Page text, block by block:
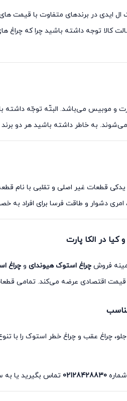
استوک استوک ال ایدی در برندهای
کالا توجه داشته باشید چرا که
یدکی قطعات غیر اصلی و تقلبی با نام
دشوار و طاقت فرسا برای افراد به
در الکا پارت
فروش چراغ استوک هیوندای و چراغ
اقتصادی عرضه می‌کند. تمامی
جلو، چراغ عقب و چراغ خطر استوک را
02128428830 تماس بگیرید یا به